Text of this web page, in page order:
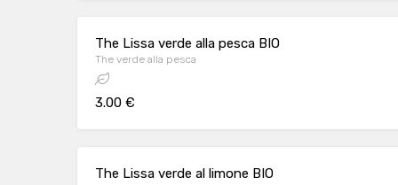
The Lissa verde alla pesca BIO
The verde alla pesca
3.00 €
The Lissa verde al limone BIO